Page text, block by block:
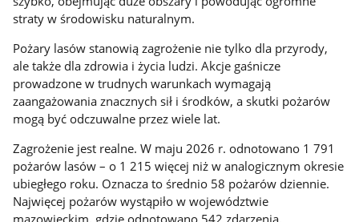
straty w środowisku naturalnym.
Pożary lasów stanowią zagrożenie nie tylko dla przyrody,
ale także dla zdrowia i życia ludzi. Akcje gaśnicze
prowadzone w trudnych warunkach wymagają
zaangażowania znacznych sił i środków, a skutki pożarów
mogą być odczuwalne przez wiele lat.
Zagrożenie jest realne. W maju 2026 r. odnotowano 1 791
pożarów lasów – o 1 215 więcej niż w analogicznym okresie
ubiegłego roku. Oznacza to średnio 58 pożarów dziennie.
Najwięcej pożarów wystąpiło w województwie
mazowieckim, gdzie odnotowano 542 zdarzenia.